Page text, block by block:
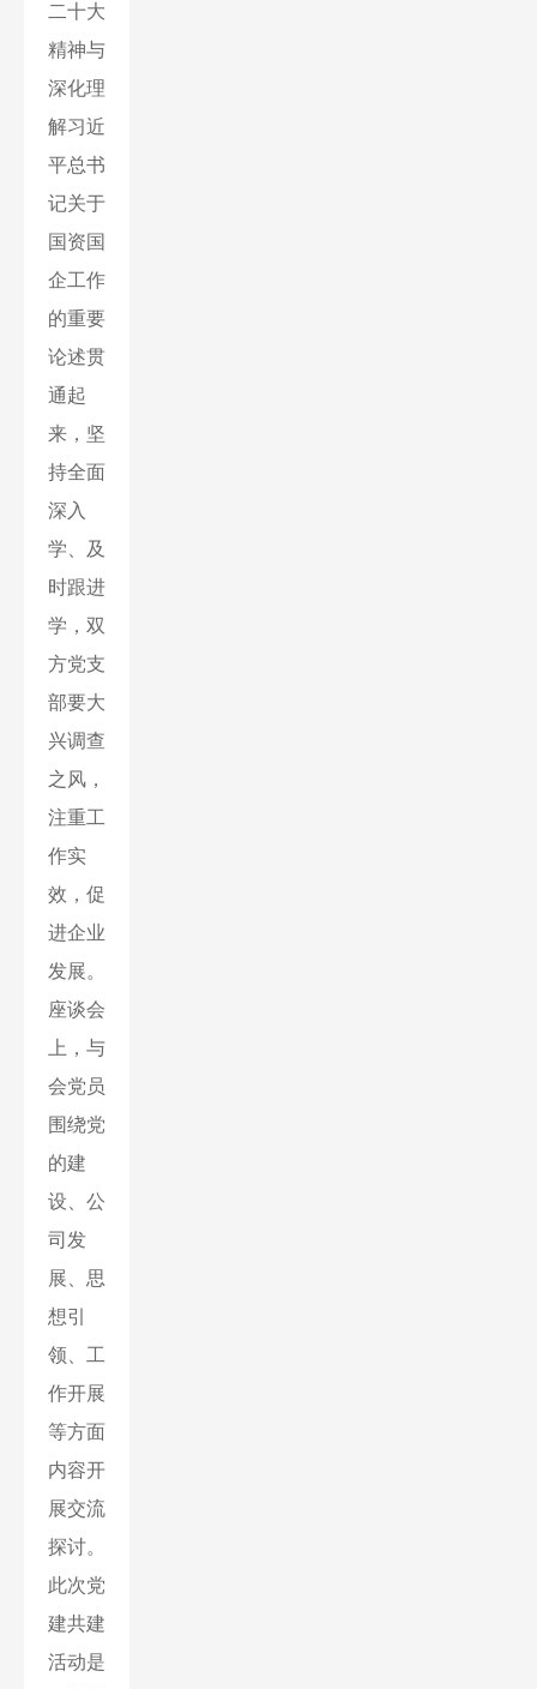
二十大
精神与
深化理
解习近
平总书
记关于
国资国
企工作
的重要
论述贯
通起
来，坚
持全面
深入
学、及
时跟进
学，双
方党支
部要大
兴调查
之风，
注重工
作实
效，促
进企业
发展。
座谈会
上，与
会党员
围绕党
的建
设、公
司发
展、思
想引
领、工
作开展
等方面
内容开
展交流
探讨。
此次党
建共建
活动是